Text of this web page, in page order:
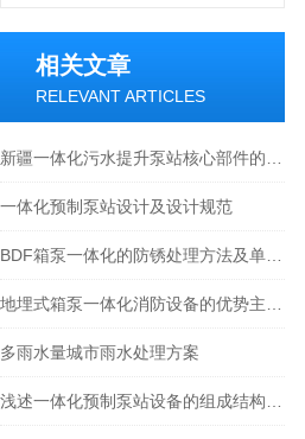
相关文章
RELEVANT ARTICLES
一体化预制泵站设计及设计规范
多雨水量城市雨水处理方案